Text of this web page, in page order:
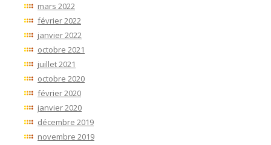
mars 2022
février 2022
janvier 2022
octobre 2021
juillet 2021
octobre 2020
février 2020
janvier 2020
décembre 2019
novembre 2019